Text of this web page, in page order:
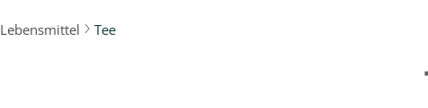
Lebensmittel Tee